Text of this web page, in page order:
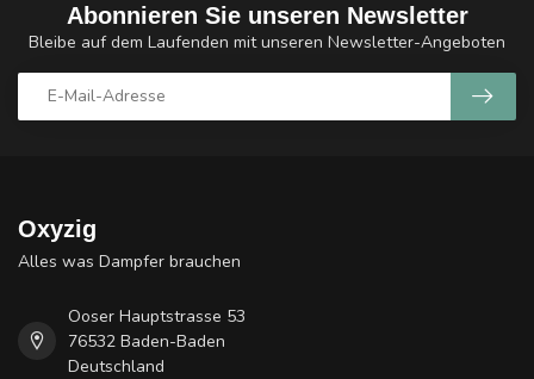
Abonnieren Sie unseren Newsletter
Bleibe auf dem Laufenden mit unseren Newsletter-Angeboten
Oxyzig
Alles was Dampfer brauchen
Ooser Hauptstrasse 53
76532 Baden-Baden
Deutschland